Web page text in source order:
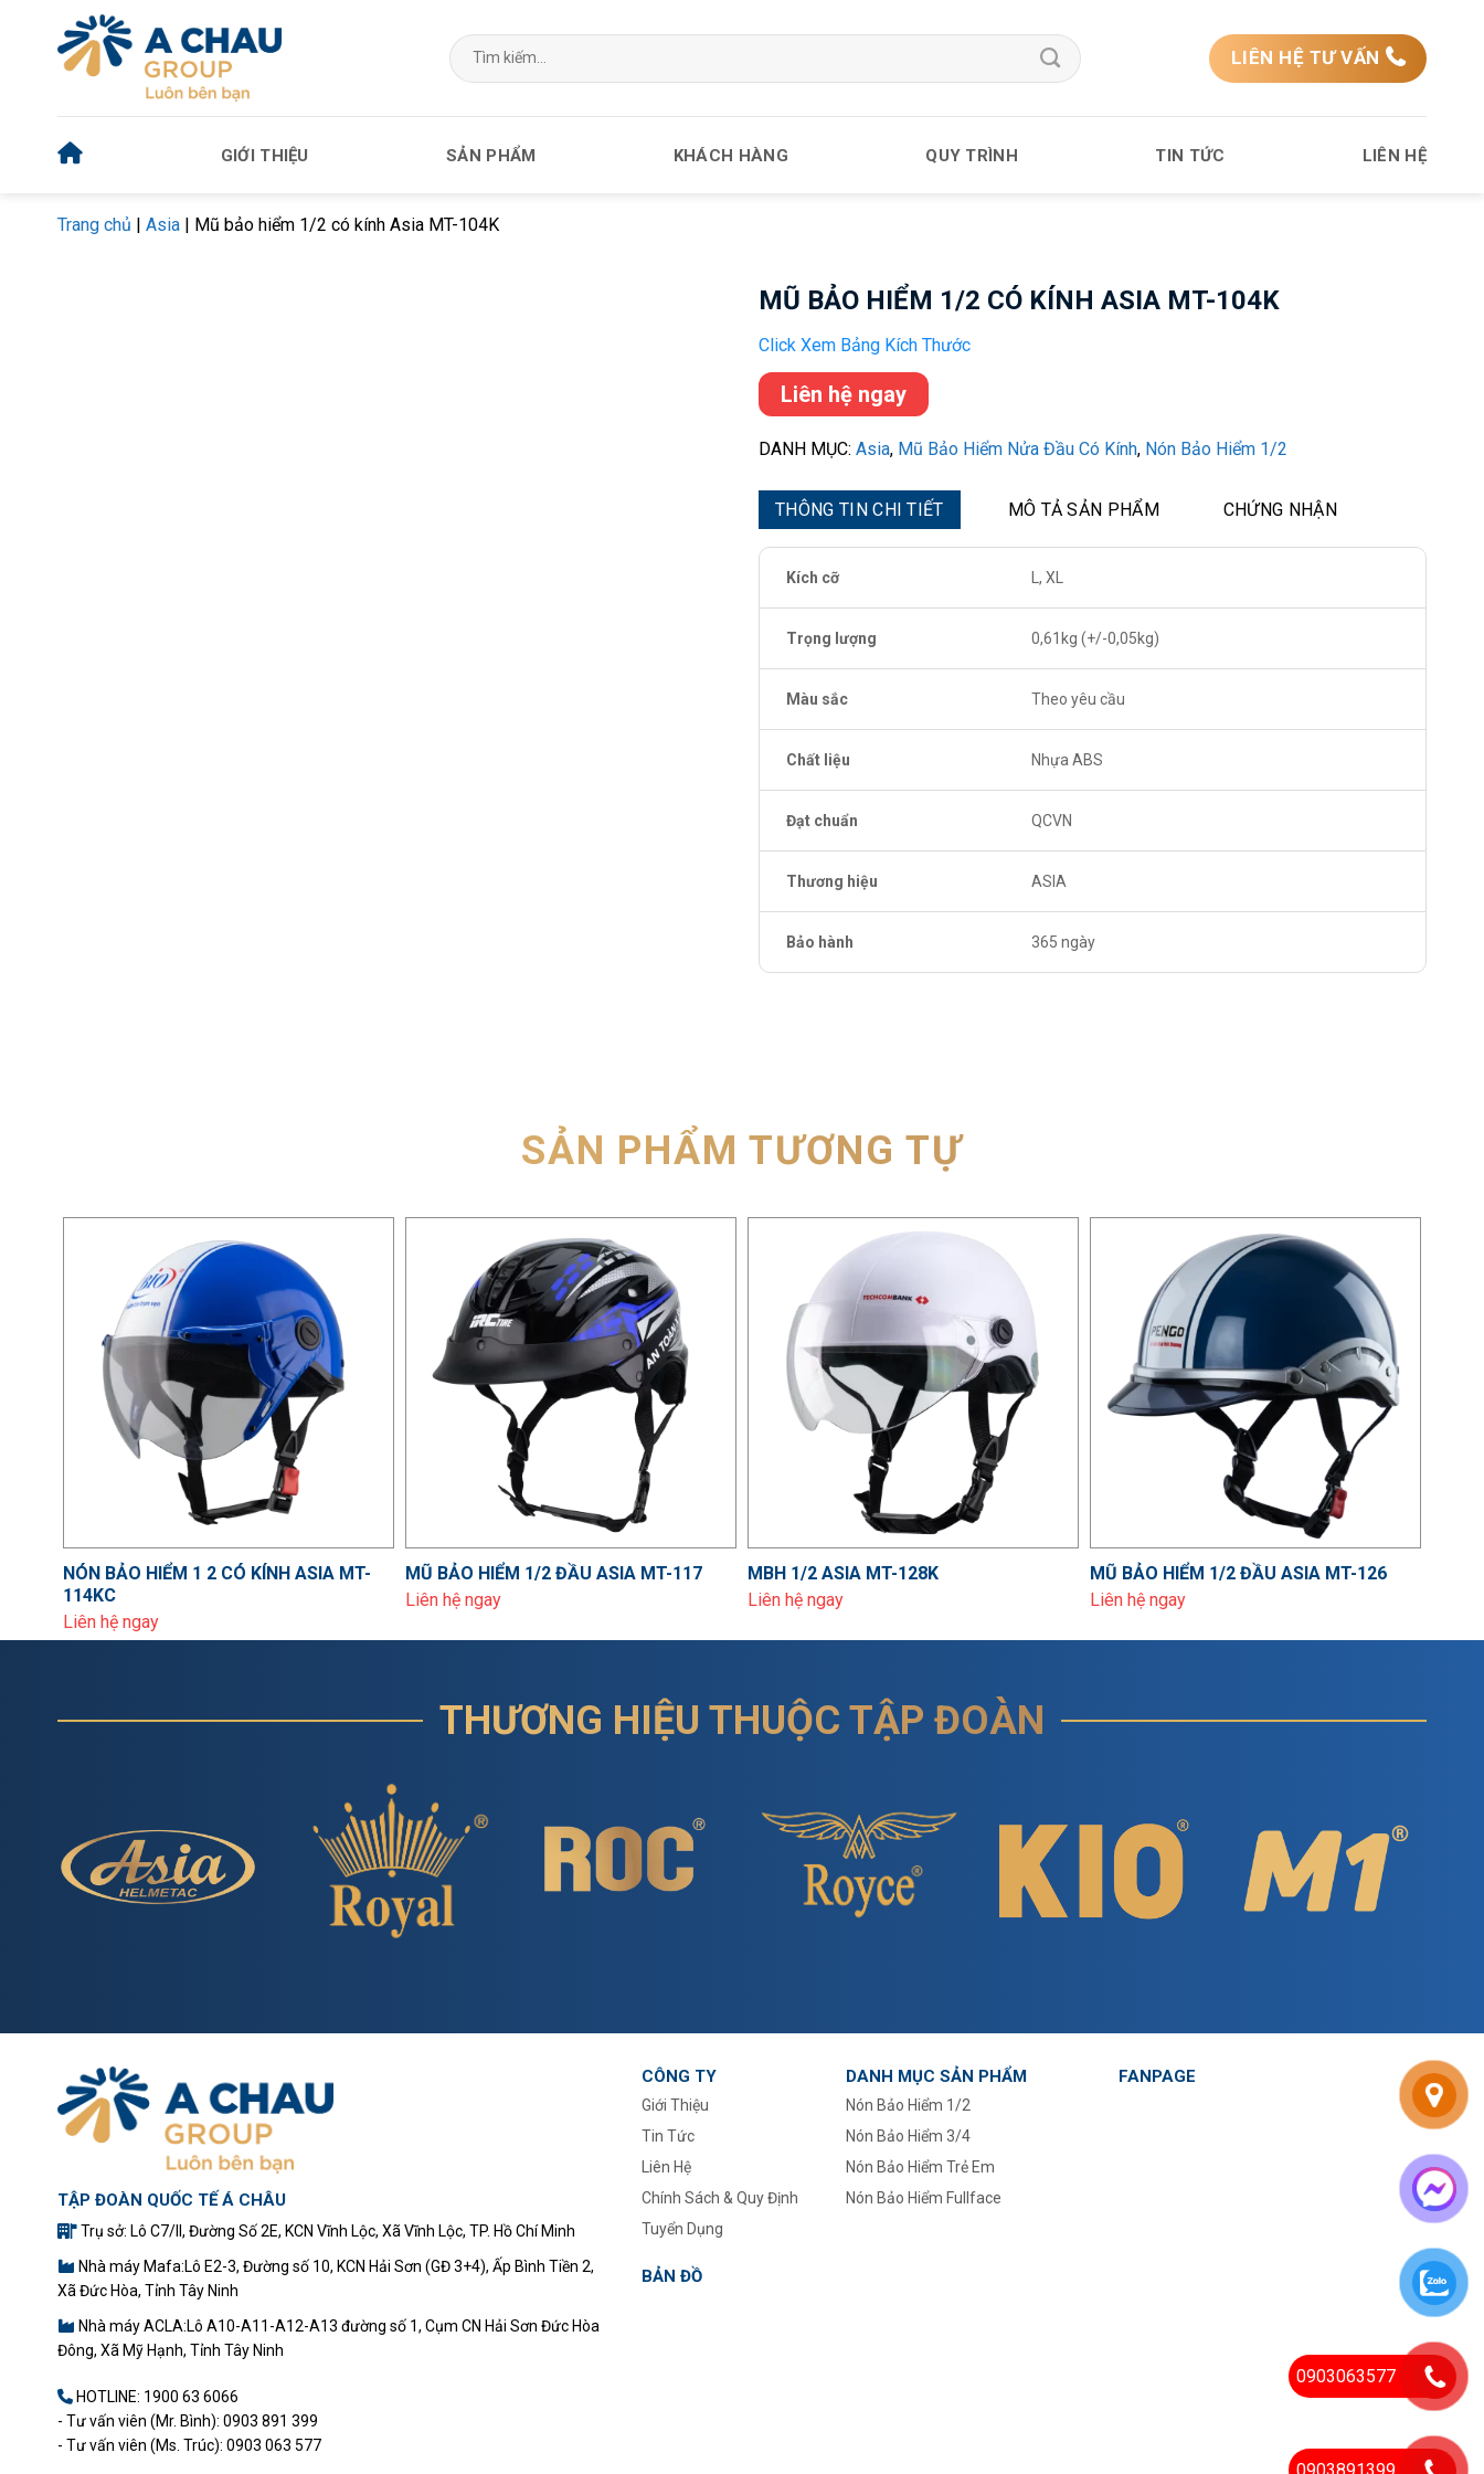
Tìm
kiếm:
LIÊN HỆ TƯ VẤN
GIỚI THIỆU SẢN PHẨM KHÁCH HÀNG QUY TRÌNH TIN TỨC LIÊN HỆ
Trang chủ | Asia | Mũ bảo hiểm 1/2 có kính Asia MT-104K
MŨ BẢO HIỂM 1/2 CÓ KÍNH ASIA MT-104K
Click Xem Bảng Kích Thước
Liên hệ ngay
DANH MỤC: Asia, Mũ Bảo Hiểm Nửa Đầu Có Kính, Nón Bảo Hiểm 1/2
THÔNG TIN CHI TIẾT MÔ TẢ SẢN PHẨM CHỨNG NHẬN
Kích cỡ L, XL
Trọng lượng 0,61kg (+/-0,05kg)
Màu sắc Theo yêu cầu
Chất liệu Nhựa ABS
Đạt chuẩn QCVN
Thương hiệu ASIA
Bảo hành 365 ngày
SẢN PHẨM TƯƠNG TỰ
NÓN BẢO HIỂM 1 2 CÓ KÍNH ASIA MT-
114KC
Liên hệ ngay
MŨ BẢO HIỂM 1/2 ĐẦU ASIA MT-117
Liên hệ ngay
MBH 1/2 ASIA MT-128K
Liên hệ ngay
MŨ BẢO HIỂM 1/2 ĐẦU ASIA MT-126
Liên hệ ngay
THƯƠNG HIỆU THUỘC TẬP ĐOÀN
TẬP ĐOÀN QUỐC TẾ Á CHÂU
Trụ sở: Lô C7/II, Đường Số 2E, KCN Vĩnh Lộc, Xã Vĩnh Lộc, TP. Hồ Chí Minh
Nhà máy Mafa:Lô E2-3, Đường số 10, KCN Hải Sơn (GĐ 3+4), Ấp Bình Tiền 2,
Xã Đức Hòa, Tỉnh Tây Ninh
Nhà máy ACLA:Lô A10-A11-A12-A13 đường số 1, Cụm CN Hải Sơn Đức Hòa
Đông, Xã Mỹ Hạnh, Tỉnh Tây Ninh
HOTLINE: 1900 63 6066
- Tư vấn viên (Mr. Bình): 0903 891 399
- Tư vấn viên (Ms. Trúc): 0903 063 577
CÔNG TY
Giới Thiệu
Tin Tức
–
Liên Hệ
Chính Sách & Quy Định
Tuyển Dụng
DANH MỤC SẢN PHẨM
Nón Bảo Hiểm 1/2
Nón Bảo Hiểm 3/4
Nón Bảo Hiểm Trẻ Em
Nón Bảo Hiểm Fullface
FANPAGE
BẢN ĐỒ
0903063577